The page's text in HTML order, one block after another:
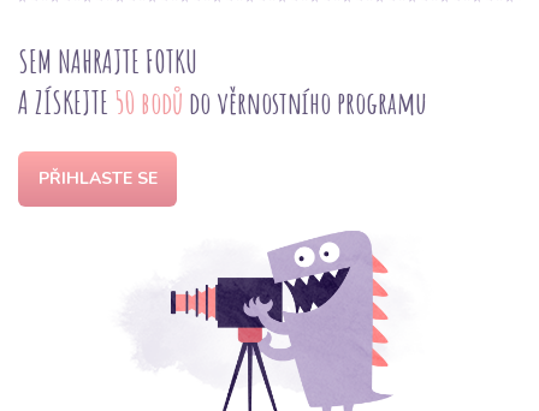
SEM NAHRAJTE FOTKU
A ZÍSKEJTE 50 bodů do věrnostního programu
PŘIHLASTE SE